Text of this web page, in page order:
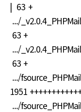
| 63 +
.../
63 +
.../
63 +
.../
1951
.../